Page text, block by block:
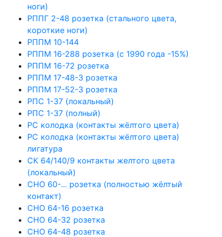
ноги)
РППГ 2-48 розетка (стального цвета,
короткие ноги)
РППМ 10-144
РППМ 16-288 розетка (с 1990 года -15%)
РППМ 16-72 розетка
РППМ 17-48-3 розетка
РППМ 17-52-3 розетка
РПС 1-37 (локальный)
РПС 1-37 (полный)
РС колодка (контакты жёлтого цвета)
РС колодка (контакты жёлтого цвета)
лигатура
СК 64/140/9 контакты желтого цвета
(локальный)
СНО 60-... розетка (полностью жёлтый
контакт)
СНО 64-16 розетка
СНО 64-32 розетка
СНО 64-48 розетка